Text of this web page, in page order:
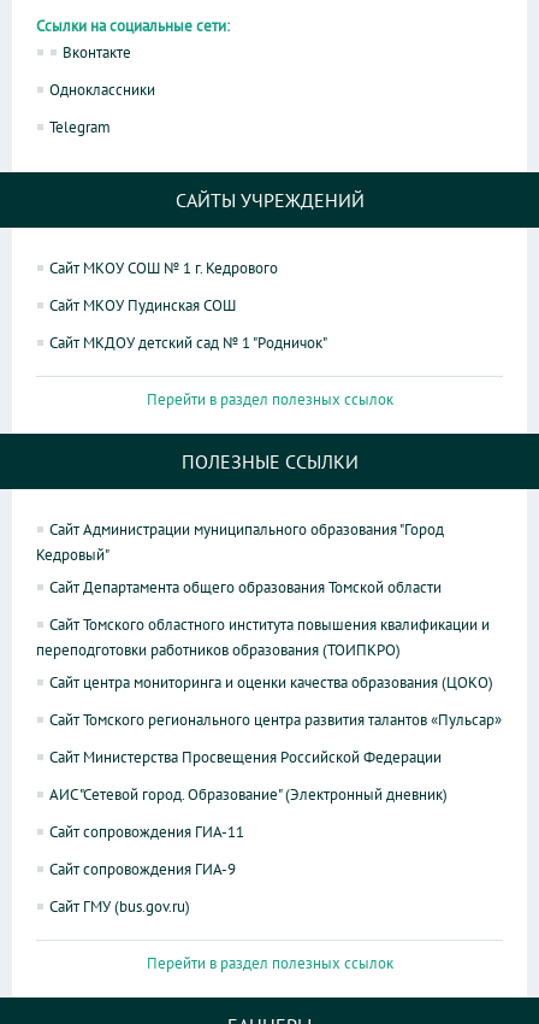
Ссылки на социальные сети:
Вконтакте
Одноклассники
Telegram
САЙТЫ УЧРЕЖДЕНИЙ
Сайт МКОУ СОШ № 1 г. Кедрового
Сайт МКОУ Пудинская СОШ
Сайт МКДОУ детский сад № 1 "Родничок"
Перейти в раздел полезных ссылок
ПОЛЕЗНЫЕ ССЫЛКИ
Сайт Администрации муниципального образования "Город
Кедровый"
Сайт Департамента общего образования Томской области
Сайт Томского областного института повышения квалификации и
переподготовки работников образования (ТОИПКРО)
Сайт центра мониторинга и оценки качества образования (ЦОКО)
Сайт Томского регионального центра развития талантов «Пульсар»
Сайт Министерства Просвещения Российской Федерации
АИС "Сетевой город. Образование" (Электронный дневник)
Сайт сопровождения ГИА-11
Сайт сопровождения ГИА-9
Сайт ГМУ (bus.gov.ru)
Перейти в раздел полезных ссылок